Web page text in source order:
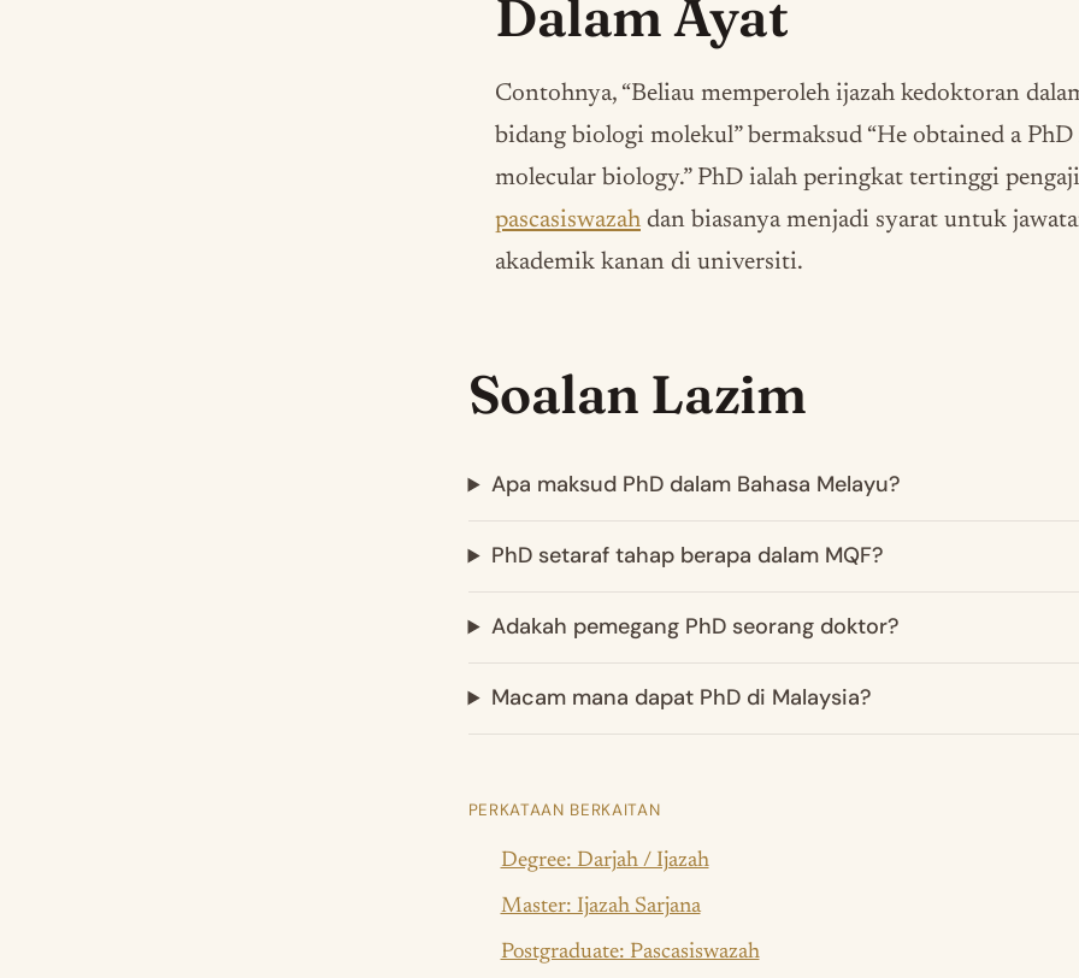
Dalam Ayat
Contohnya, “Beliau memperoleh ijazah kedoktoran
bidang biologi molekul” bermaksud “He obtained a
molecular biology.” PhD ialah peringkat tertinggi
pascasiswazah dan biasanya menjadi syarat untuk
akademik kanan di universiti.
Soalan Lazim
Apa maksud PhD dalam Bahasa Melayu?
PhD setaraf tahap berapa dalam MQF?
Adakah pemegang PhD seorang doktor?
Macam mana dapat PhD di Malaysia?
PERKATAAN BERKAITAN
Degree: Darjah / Ijazah
Master: Ijazah Sarjana
Postgraduate: Pascasiswazah